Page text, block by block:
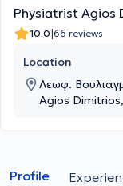
Physiatrist Agios
10.0|66 reviews
Location
Λεωφ.
Agios
Profile